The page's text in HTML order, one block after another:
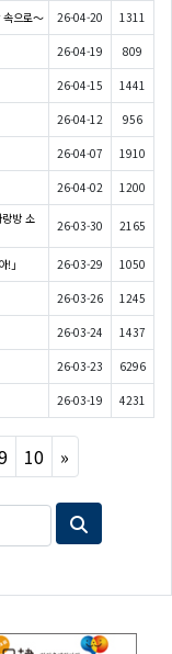
으로～ 26-04-20 1311
26-04-19 809
26-04-15 1441
26-04-12 956
26-04-07 1910
26-04-02 1200
방 소
26-03-30 2165
!」 26-03-29 1050
26-03-26 1245
26-03-24 1437
26-03-23 6296
26-03-19 4231
10 »